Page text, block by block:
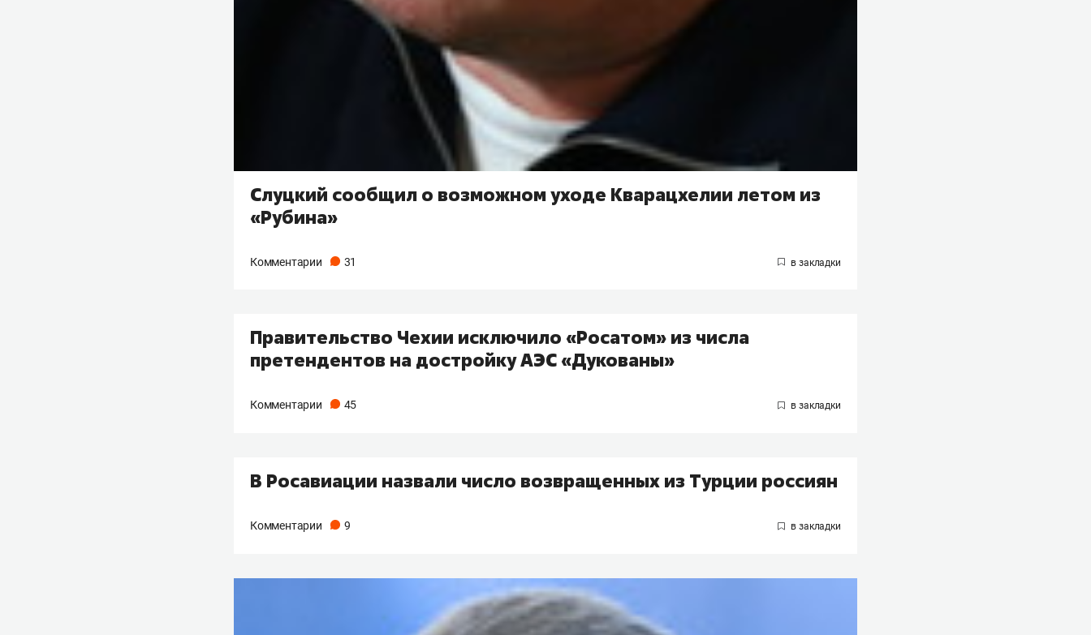
Слуцкий сообщил о возможном уходе Кварацхелии летом из
«Рубина»
Комментарии 31
Правительство Чехии исключило «Росатом» из числа
претендентов на достройку АЭС «Дукованы»
Комментарии 45
В Росавиации назвали число возвращенных из Турции россиян
Комментарии 9